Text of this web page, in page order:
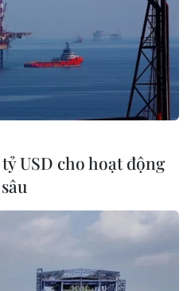
Thương các tỉnh Nam Trung
Bình Định, Khánh Hòa đã
hoạt động xuất nhập
Độ và địa phương.
USD cho hoạt động